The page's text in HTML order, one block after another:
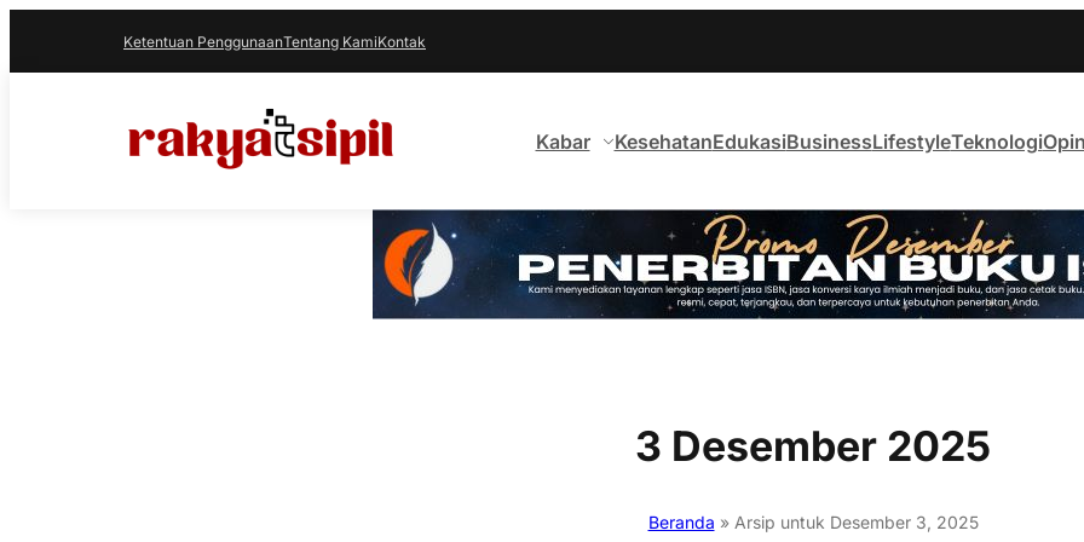
Ketentuan PenggunaanTentang KamiKontak
Kabar KesehatanEdukasiBusinessLifestyleTeknologi
3 Desember 2025
Beranda » Arsip untuk Desember 3, 2025